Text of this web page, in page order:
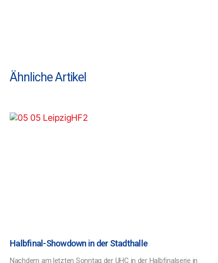
Ähnliche Artikel
Halbfinal-Showdown in der Stadthalle
Nachdem am letzten Sonntag der UHC in der Halbfinalserie in